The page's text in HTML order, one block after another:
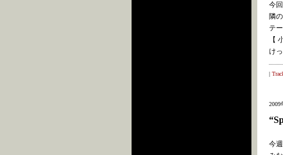
今
隣
テ
【
け
|
2009
今